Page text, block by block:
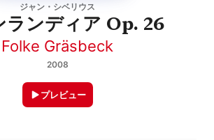
ジャン・シベリウス
ランディア Op. 26
Folke Gräsbeck
2008
プレビュー